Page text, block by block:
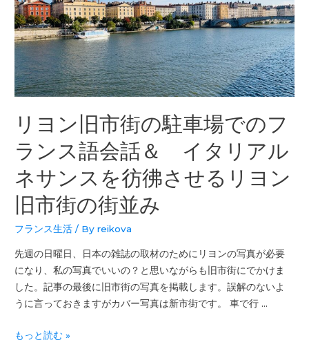
リヨン旧市街の駐車場でのフ
ランス語会話＆ イタリアル
ネサンスを彷彿させるリヨン
旧市街の街並み
フランス生活 / Byreikova
先週の日曜日、日本の雑誌の取材のためにリヨンの写真が必要
になり、私の写真でいいの？と思いながらも旧市街にでかけま
した。記事の最後に旧市街の写真を掲載します。誤解のないよ
うに言っておきますがカバー写真は新市街です。 車で行 …
もっと読む »